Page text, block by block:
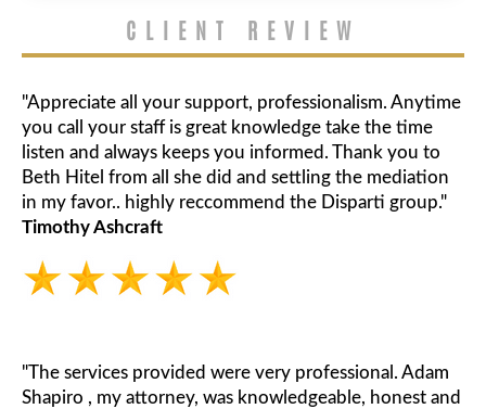
CLIENT REVIEW
"Appreciate all your support, professionalism. Anytime
you call your staff is great knowledge take the time
listen and always keeps you informed. Thank you to
Beth Hitel from all she did and settling the mediation
in my favor.. highly reccommend the Disparti group."
Timothy Ashcraft
"The services provided were very professional. Adam
Shapiro , my attorney, was knowledgeable, honest and